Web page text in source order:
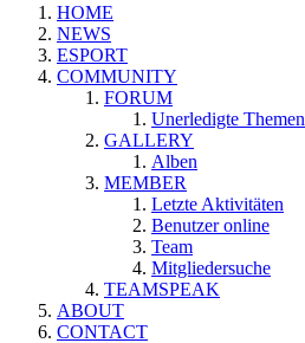
HOME
NEWS
ESPORT
COMMUNITY
FORUM
Unerledigte Themen
GALLERY
Alben
MEMBER
Letzte Aktivitäten
Benutzer online
Team
Mitgliedersuche
TEAMSPEAK
ABOUT
CONTACT